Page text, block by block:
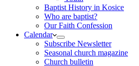
Baptist History in Kosice
Who are baptist?
Our Faith Confession
Calendar
Subscribe Newsletter
Seasonal church magazine
Church bulletin